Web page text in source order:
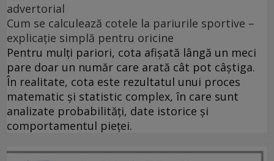
advertorial
Cum se calculează cotele la pariurile sportive –
explicație simplă pentru oricine
Pentru mulți pariori, cota afișată lângă un meci
pare doar un număr care arată cât pot câștiga.
În realitate, cota este rezultatul unui proces
matematic și statistic complex, în care sunt
analizate probabilități, date istorice și
comportamentul pieței.